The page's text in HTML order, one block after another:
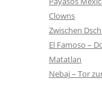
Clowns
Zwischen
El Famoso –
Matatlan
Nebaj – Tor